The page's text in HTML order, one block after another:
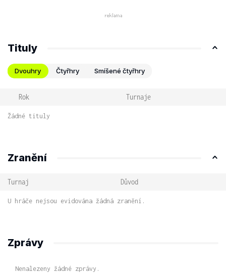
Tituly
Dvouhry Čtyřhry Smíšené čtyřhry
Rok Turnaje
Žádné tituly
Zranění
Turnaj Důvod
U hráče nejsou evidována žádná zranění.
Zprávy
Nenalezeny žádné zprávy.